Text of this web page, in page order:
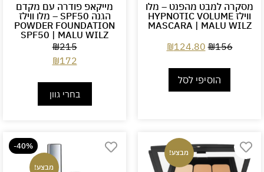
מסקרה למבט מהפנט – מלו
ווילז HYPNOTIC VOLUME
MASCARA | MALU WILZ
₪156
₪124.80
הוסיפי לסל
מייקאפ פודרה עם מקדם
הגנה SPF50 – מלו ווילז
POWDER FOUNDATION
SPF50 | MALU WILZ
₪215
₪172
בחרי גוון
מבצע!
-40%
מבצע!